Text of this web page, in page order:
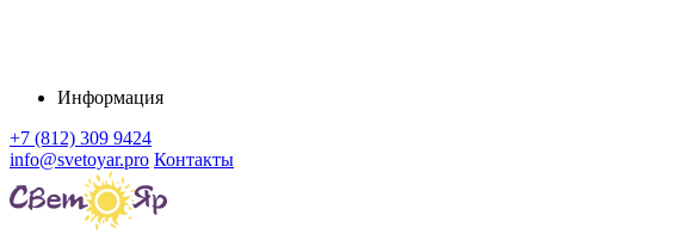
Информация
+7 (812) 309 9424
info@svetoyar.pro Контакты